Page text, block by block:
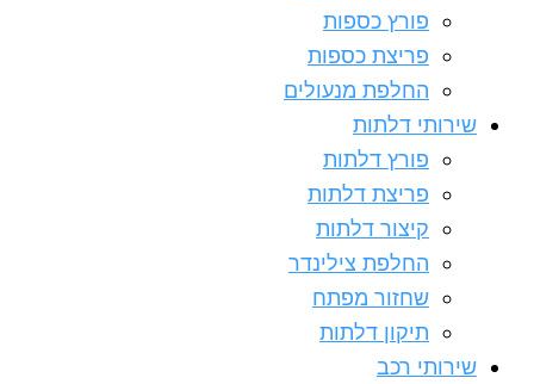
פורץ כספות
פריצת כספות
החלפת מנעולים
שירותי דלתות
פורץ דלתות
פריצת דלתות
קיצור דלתות
החלפת צילינדר
שחזור מפתח
תיקון דלתות
שירותי רכב